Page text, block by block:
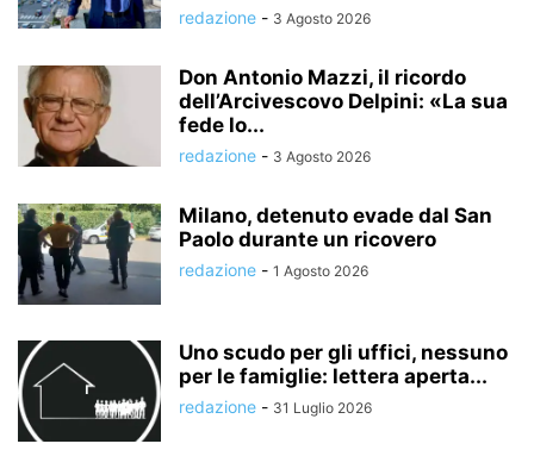
redazione - 3 Agosto 2026
Don Antonio Mazzi, il ricordo
dell’Arcivescovo Delpini: «La sua
fede lo...
redazione - 3 Agosto 2026
Milano, detenuto evade dal San
Paolo durante un ricovero
redazione - 1 Agosto 2026
Uno scudo per gli uffici, nessuno
per le famiglie: lettera aperta...
redazione - 31 Luglio 2026